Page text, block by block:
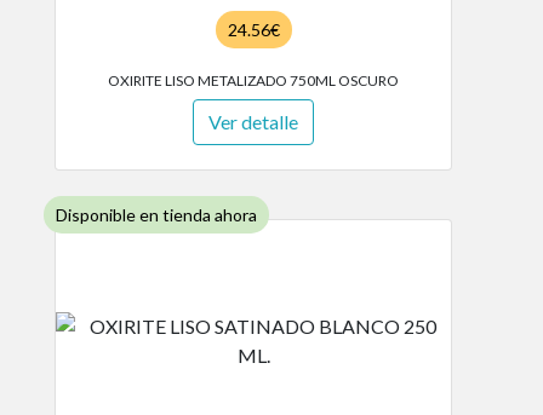
24.56€
OXIRITE LISO METALIZADO 750ML OSCURO
Ver detalle
Disponible en tienda ahora